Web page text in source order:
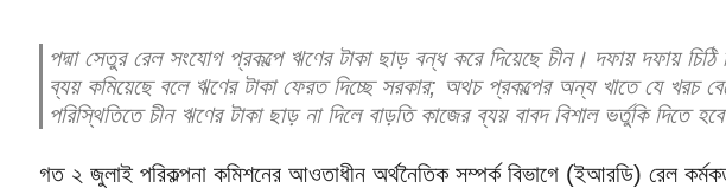
পদ্মা সেতুর রেল সংযোগ প্রকল্পে ঋণের টাকা ছাড় বন্ধ করে দিয়েছে চীন। দফায় দফায়
ব্যয় কমিয়েছে বলে ঋণের টাকা ফেরত দিচ্ছে সরকার; অথচ প্রকল্পের অন্য খাতে যে খরচ
পরিস্থিতিতে চীন ঋণের টাকা ছাড় না দিলে বাড়তি কাজের ব্যয় বাবদ বিশাল ভর্তুকি দিতে
গত ২ জুলাই পরিকল্পনা কমিশনের আওতাধীন অর্থনৈতিক সম্পর্ক বিভাগে (ইআরডি) রেল